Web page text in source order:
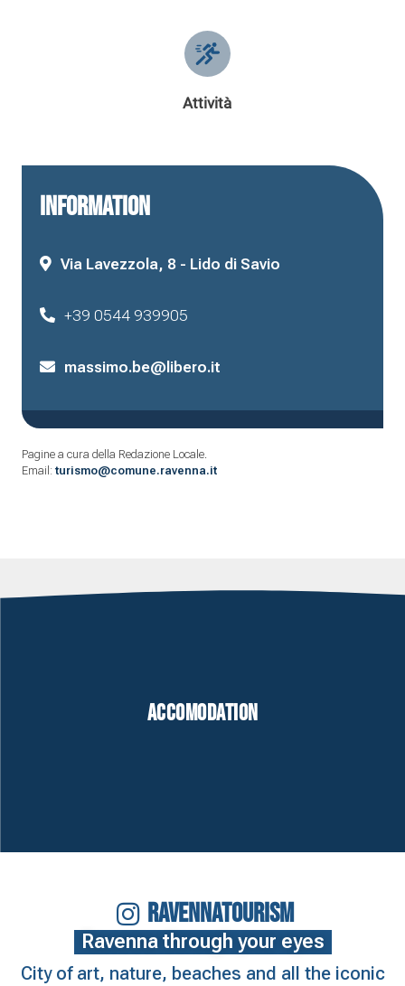
Attività
INFORMATION
Via Lavezzola, 8 - Lido di Savio
+39 0544 939905
massimo.be@libero.it
Pagine a cura della Redazione Locale.
Email: turismo@comune.ravenna.it
Accomodation
RAVENNATOURISM
Ravenna through your eyes
City of art, nature, beaches and all the iconic